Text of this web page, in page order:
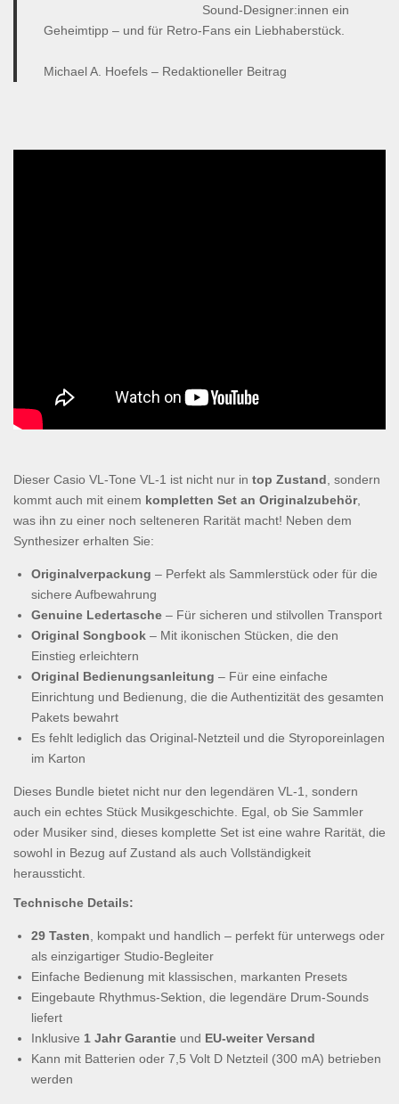
Sound-Designer:innen ein
Geheimtipp – und für Retro-Fans ein Liebhaberstück.
Michael A. Hoefels – Redaktioneller Beitrag
Dieser Casio VL-Tone VL-1 ist nicht nur in top Zustand, sondern
kommt auch mit einem kompletten Set an Originalzubehör,
was ihn zu einer noch selteneren Rarität macht! Neben dem
Synthesizer erhalten Sie:
Originalverpackung – Perfekt als Sammlerstück oder für die
sichere Aufbewahrung
Genuine Ledertasche – Für sicheren und stilvollen Transport
Original Songbook – Mit ikonischen Stücken, die den
Einstieg erleichtern
Original Bedienungsanleitung – Für eine einfache
Einrichtung und Bedienung, die die Authentizität des gesamten
Pakets bewahrt
Es fehlt lediglich das Original-Netzteil und die Styroporeinlagen
im Karton
Dieses Bundle bietet nicht nur den legendären VL-1, sondern
auch ein echtes Stück Musikgeschichte. Egal, ob Sie Sammler
oder Musiker sind, dieses komplette Set ist eine wahre Rarität, die
sowohl in Bezug auf Zustand als auch Vollständigkeit
heraussticht.
Technische Details:
29 Tasten, kompakt und handlich – perfekt für unterwegs oder
als einzigartiger Studio-Begleiter
Einfache Bedienung mit klassischen, markanten Presets
Eingebaute Rhythmus-Sektion, die legendäre Drum-Sounds
liefert
Inklusive 1 Jahr Garantie und EU-weiter Versand
Kann mit Batterien oder 7,5 Volt D Netzteil (300 mA) betrieben
werden